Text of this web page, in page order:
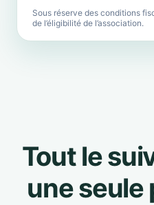
Sous réserve des conditions
de l’éligibilité de l’association.
Tout le
une